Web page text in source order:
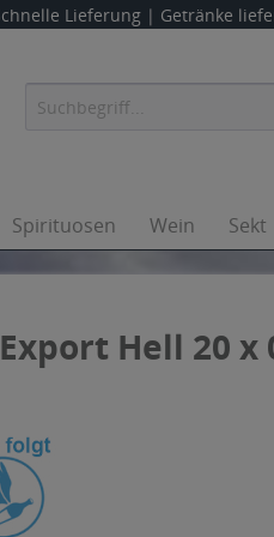
Lieferung | Getränke
Spirituosen Wein
Hell 20 x